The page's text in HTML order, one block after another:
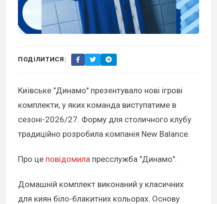
ПОДІЛИТИСЯ:
Київське "Динамо" презентувало нові ігрові
комплекти, у яких команда виступатиме в
сезоні-2026/27. Форму для столичного клубу
традиційно розробила компанія New Balance.
Про це повідомила пресслужба "Динамо".
Домашній комплект виконаний у класичних
для киян біло-блакитних кольорах. Основу